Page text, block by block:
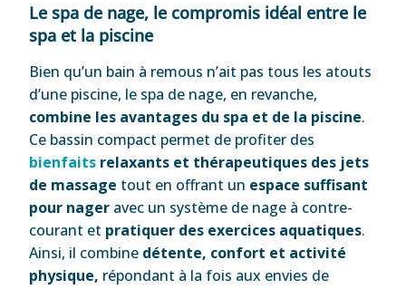
Le spa de nage, le compromis idéal entre le
spa et la piscine
Bien qu’un bain à remous n’ait pas tous les atouts
d’une piscine, le spa de nage, en revanche,
combine les avantages du spa et de la piscine.
Ce bassin compact permet de profiter des
bienfaits relaxants et thérapeutiques des jets
de massage tout en offrant un espace suffisant
pour nager avec un système de nage à contre-
courant et pratiquer des exercices aquatiques.
Ainsi, il combine détente, confort et activité
physique, répondant à la fois aux envies de